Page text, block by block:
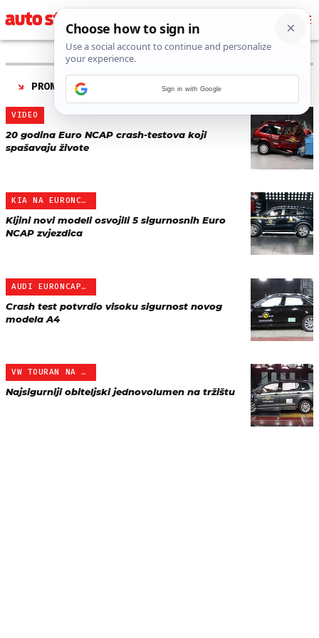
PRONAĐENO 4 REZULTATA ZA TAG “EURONCAP TEST
VIDEO
20 godina Euro NCAP crash-testova koji
spašavaju živote
KIA NA EURONCAP TESTU
Kijini novi modeli osvojili 5 sigurnosnih Euro
NCAP zvjezdica
AUDI EURONCAP TEST
Crash test potvrdio visoku sigurnost novog
modela A4
VW TOURAN NA EURONCAP TE…
Najsigurniji obiteljski jednovolumen na tržištu
Sign in with Google